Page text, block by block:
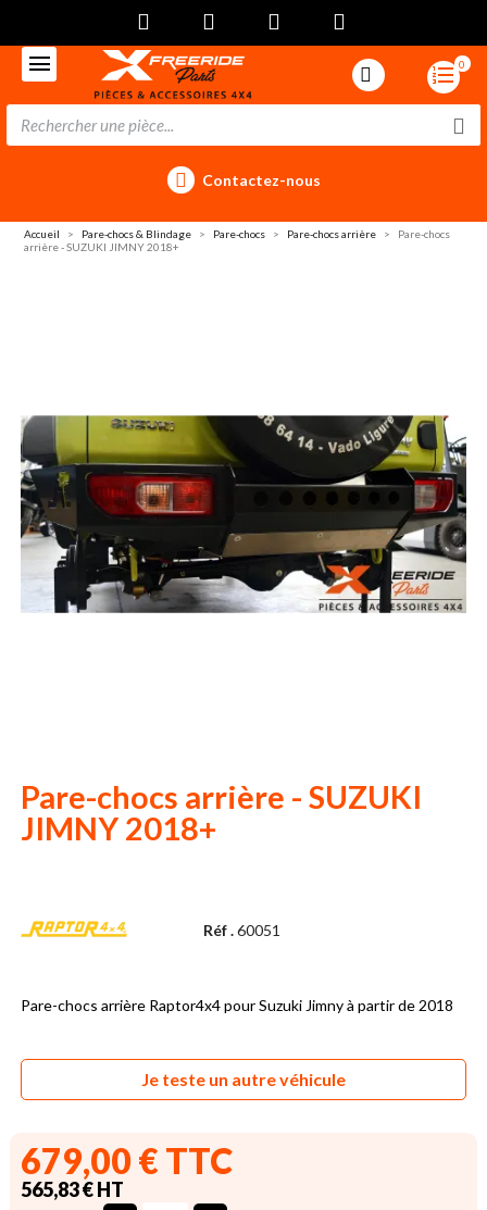
0
Contactez-nous
Accueil Pare-chocs & Blindage Pare-chocs Pare-chocs arrière
Pare-chocs
arrière - SUZUKI JIMNY 2018+
Pare-chocs arrière - SUZUKI
JIMNY 2018+
Réf .60051
Pare-chocs arrière Raptor4x4 pour Suzuki Jimny à partir de 2018
Je teste un autre véhicule
679,00 € TTC
565,83 € HT